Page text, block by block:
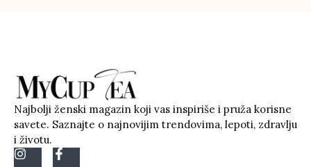
Najbolji ženski magazin koji vas inspiriše i pruža korisne
savete. Saznajte o najnovijim trendovima, lepoti, zdravlju
i životu.